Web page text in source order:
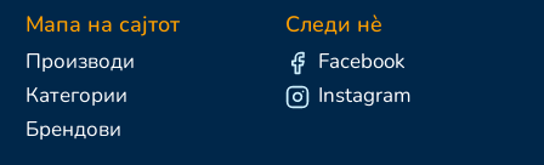
Мапа на сајтот
Производи
Категории
Брендови
Следи нè
Facebook
Instagram